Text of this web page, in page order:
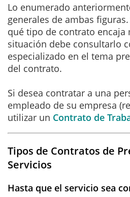
Lo enumerado
generales de ambas
qué tipo de contrato encaja
situación debe consultarlo
especializado en el tema
del contrato.
Si desea contratar a una
empleado de su empresa
utilizar un Contrato de
Tipos de Contratos de
Servicios
Hasta que el servicio sea